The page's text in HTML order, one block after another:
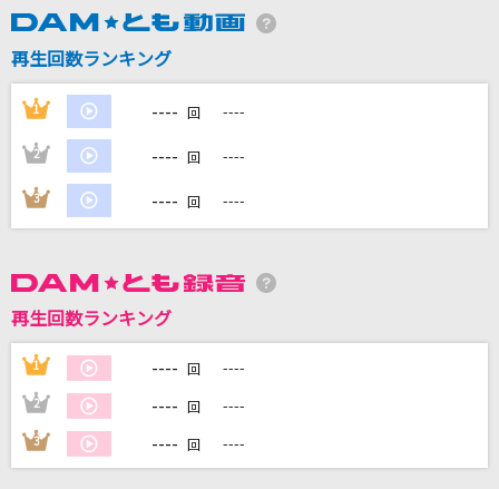
KinKi Kids
カラオケ最新情報をチェック！
再生回数ランキング
1 ---- 回 ----
2 ---- 回 ----
3 ---- 回 ----
再生回数ランキング
1 ---- 回 ----
2 ---- 回 ----
3 ---- 回 ----